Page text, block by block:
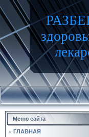
Меню сайта
ГЛАВНАЯ